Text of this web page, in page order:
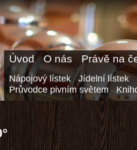
Úvod O nás Právě na
Nápojový lístek Jídelní lístek
Průvodce pivním světem